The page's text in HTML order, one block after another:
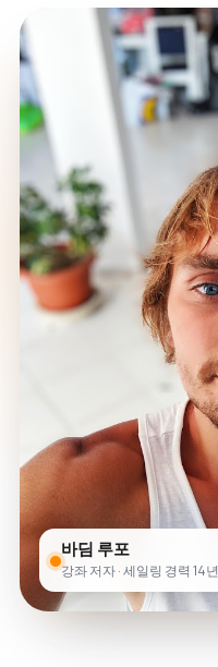
바딤 루포
강좌 저자 · 세일링 경력 14년